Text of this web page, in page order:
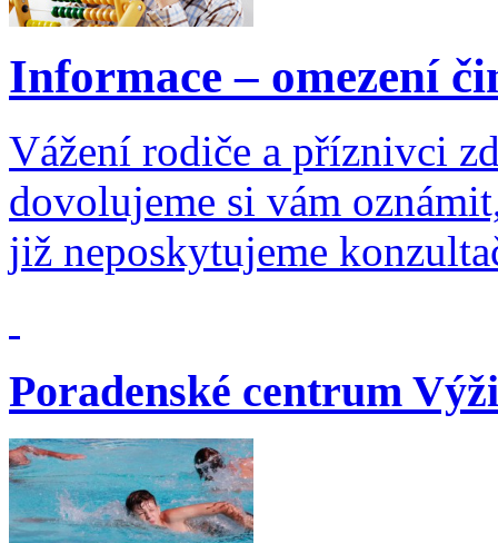
Informace – omezení
Vážení rodiče a příznivci
dovolujeme si vám
již neposkytujeme
Poradenské centrum